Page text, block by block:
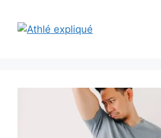
contenu